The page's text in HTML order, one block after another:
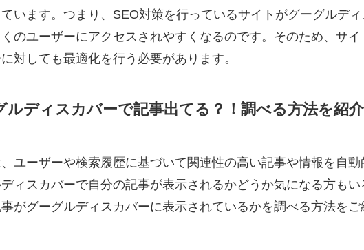
います。つまり、SEO対策を行っているサイトがグーグルデ
のユーザーにアクセスされやすくなるのです。そのため、サイ
対しても最適化を行う必要があります。
ルディスカバーで記事出てる？！調べる方法を紹介
ユーザーや検索履歴に基づいて関連性の高い記事や情報を自動
ィスカバーで自分の記事が表示されるかどうか気になる方もい
がグーグルディスカバーに表示されているかを調べる方法をご